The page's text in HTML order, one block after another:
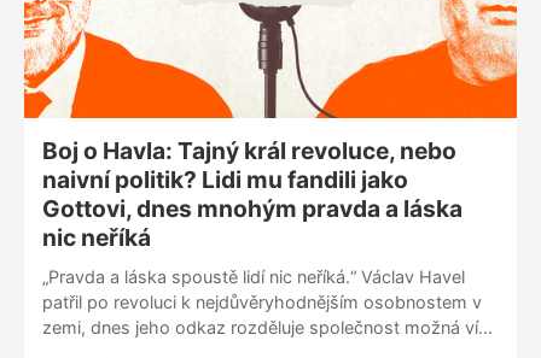
Boj o Havla: Tajný král revoluce, nebo
naivní politik? Lidi mu fandili jako
Gottovi, dnes mnohým pravda a láska
nic neříká
„Pravda a láska spoustě lidí nic neříká.“ Václav Havel
patřil po revoluci k nejdůvěryhodnějším osobnostem v
zemi, dnes jeho odkaz rozděluje společnost možná víc